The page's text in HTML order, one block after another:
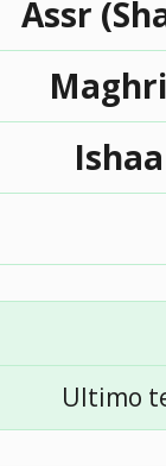
Assr
Ishaa
Ultimo